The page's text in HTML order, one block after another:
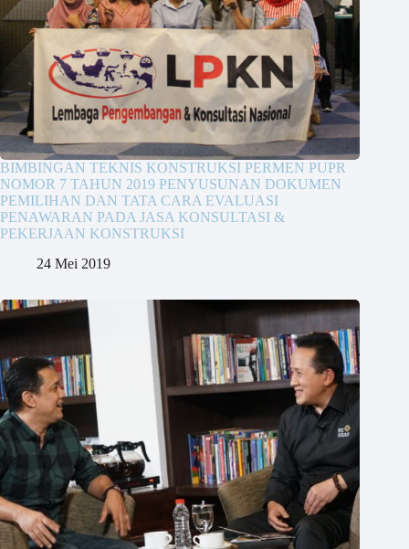
BIMBINGAN TEKNIS KONSTRUKSI PERMEN PUPR
NOMOR 7 TAHUN 2019 PENYUSUNAN DOKUMEN
PEMILIHAN DAN TATA CARA EVALUASI
PENAWARAN PADA JASA KONSULTASI &
PEKERJAAN KONSTRUKSI
24 Mei 2019